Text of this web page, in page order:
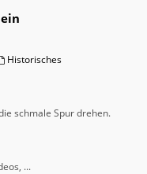
Historisches
schmale Spur drehen.
...